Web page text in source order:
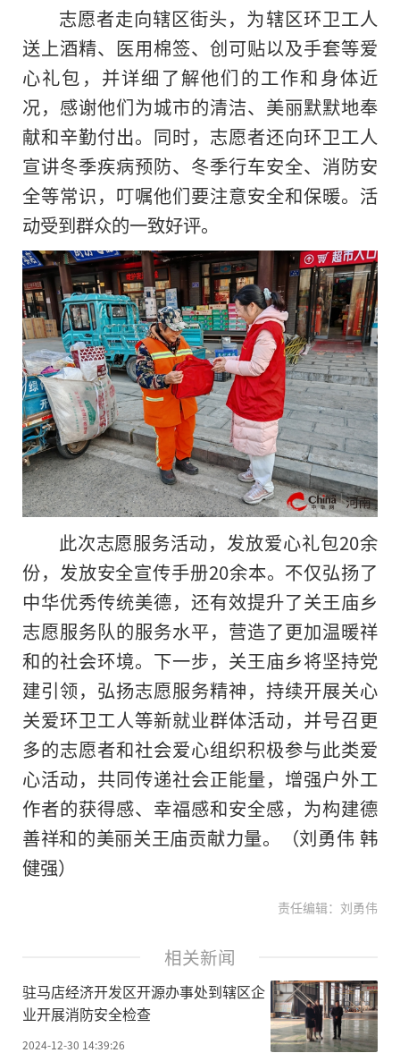
志愿者走向辖区街头，为辖区环卫工人
送上酒精、医用棉签、创可贴以及手套等爱
心礼包，并详细了解他们的工作和身体近
况，感谢他们为城市的清洁、美丽默默地奉
献和辛勤付出。同时，志愿者还向环卫工人
宣讲冬季疾病预防、冬季行车安全、消防安
全等常识，叮嘱他们要注意安全和保暖。活
动受到群众的一致好评。
此次志愿服务活动，发放爱心礼包20余
份，发放安全宣传手册20余本。不仅弘扬了
中华优秀传统美德，还有效提升了关王庙乡
志愿服务队的服务水平，营造了更加温暖祥
和的社会环境。下一步，关王庙乡将坚持党
建引领，弘扬志愿服务精神，持续开展关心
关爱环卫工人等新就业群体活动，并号召更
多的志愿者和社会爱心组织积极参与此类爱
心活动，共同传递社会正能量，增强户外工
作者的获得感、幸福感和安全感，为构建德
善祥和的美丽关王庙贡献力量。（刘勇伟 韩
健强）
责任编辑：刘勇伟
相关新闻
驻马店经济开发区开源办事处到辖区企
业开展消防安全检查
2024-12-30 14:39:26